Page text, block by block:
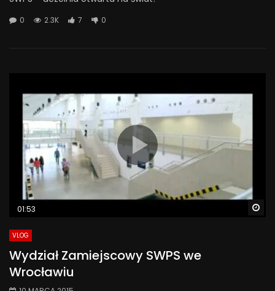
0 2.3K 7 0
01:53
VLOG
Wydział Zamiejscowy SWPS we
Wrocławiu